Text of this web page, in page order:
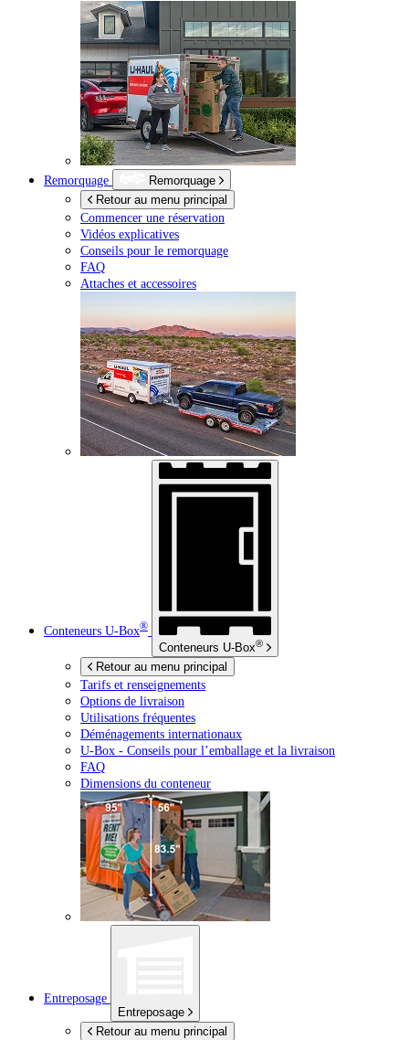
Remorquage
Remorquage
Retour au menu principal
Commencer une réservation
Vidéos explicatives
Conseils pour le remorquage
FAQ
Attaches et accessoires
Conteneurs U-Box®
Conteneurs U-Box®
Retour au menu principal
Tarifs et renseignements
Options de livraison
Utilisations fréquentes
Déménagements internationaux
U-Box - Conseils pour l’emballage et la livraison
FAQ
Dimensions du conteneur
Entreposage
Entreposage
Retour au menu principal